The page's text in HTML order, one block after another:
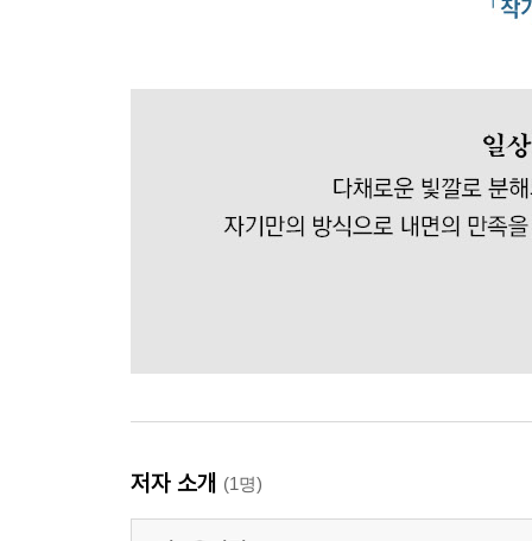
저자 소개 (1명)